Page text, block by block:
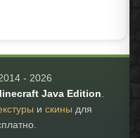
- 2026
Java Edition
и скины для